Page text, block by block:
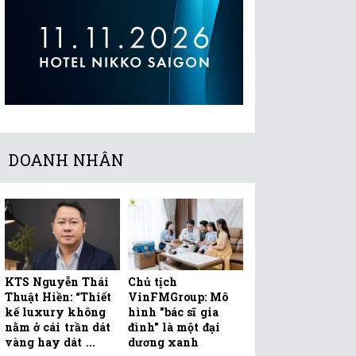
DOANH NHÂN
KTS Nguyễn Thái
Thuật Hiền: “Thiết
kế luxury không
nằm ở cái trần dát
vàng hay dát ...
Chủ tịch
VinFMGroup: Mô
hình "bác sĩ gia
đình" là một đại
dương xanh